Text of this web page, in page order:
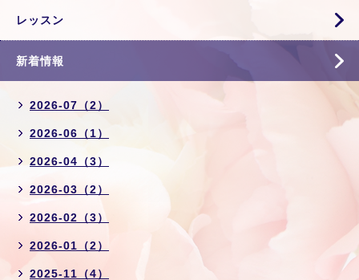
レッスン
新着情報
2026-07（2）
2026-06（1）
2026-04（3）
2026-03（2）
2026-02（3）
2026-01（2）
2025-11（4）